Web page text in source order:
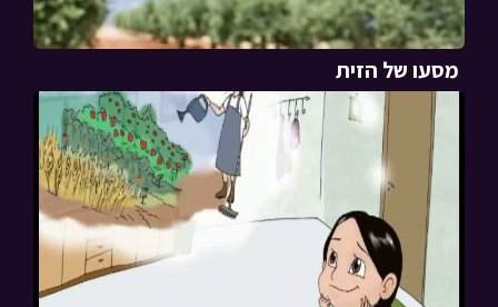
מסעו של הזית